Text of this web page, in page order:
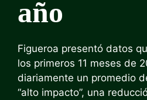
año
Figueroa presentó datos
los primeros 11 meses de
diariamente un promedio
“alto impacto”, una